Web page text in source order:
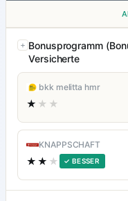
Bonusprogramm
Versicherte
bkk melitta hmr
★ ★★
KNAPPSCHAFT
★★ ★ ✓ BESSER